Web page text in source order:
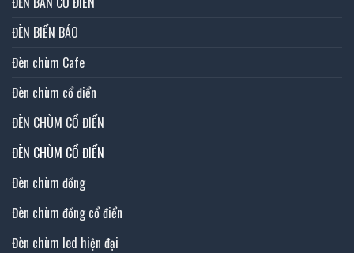
ĐÈN BIỂN BÁO
Đèn chùm Cafe
Đèn chùm cổ điển
ĐÈN CHÙM CỔ ĐIỂN
ĐÈN CHÙM CỔ ĐIỂN
Đèn chùm đồng
Đèn chùm đồng cổ điển
Đèn chùm led hiện đại